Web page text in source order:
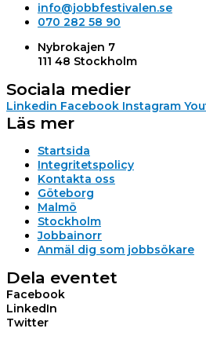
info@jobbfestivalen.se
070 282 58 90
Nybrokajen 7
111 48 Stockholm
Sociala medier
Linkedin Facebook Instagram
Läs mer
Startsida
Integritetspolicy
Kontakta oss
Göteborg
Malmö
Stockholm
Jobbainorr
Anmäl dig som jobbsökare
Dela eventet
Facebook
LinkedIn
Twitter